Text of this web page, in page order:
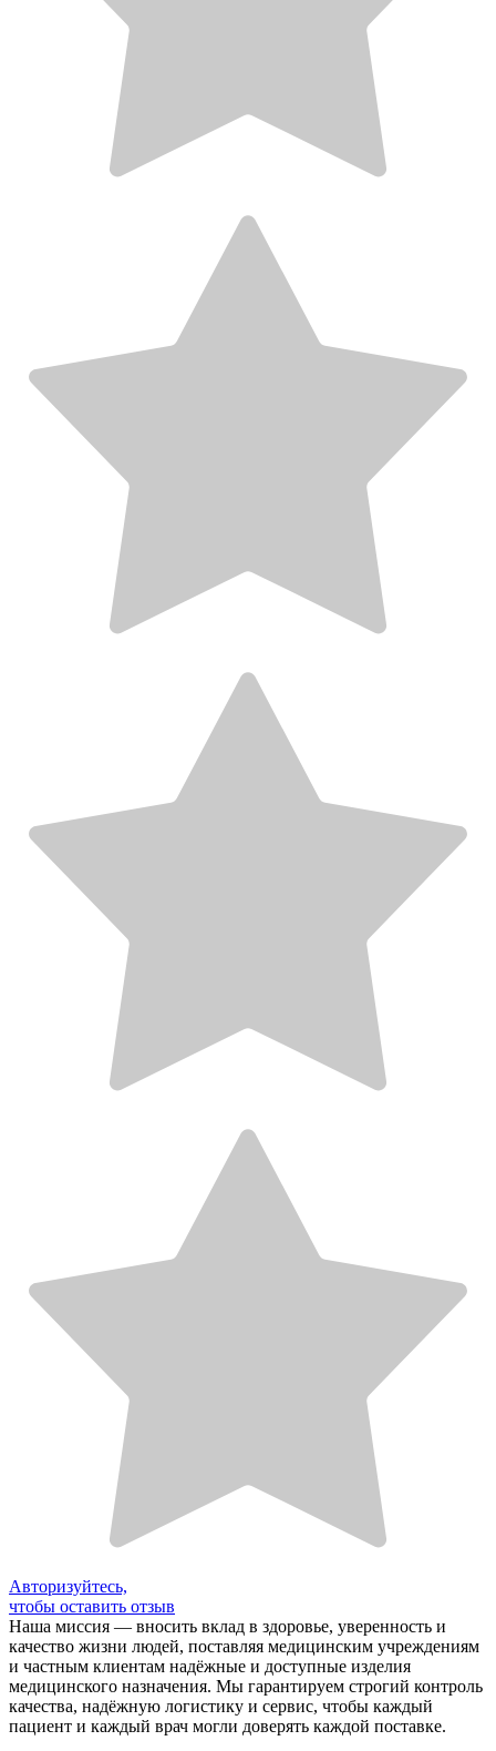
Авторизуйтесь,
чтобы оставить отзыв
Наша миссия — вносить вклад в здоровье, уверенность и
качество жизни людей, поставляя медицинским учреждениям
и частным клиентам надёжные и доступные изделия
медицинского назначения. Мы гарантируем строгий контроль
качества, надёжную логистику и сервис, чтобы каждый
пациент и каждый врач могли доверять каждой поставке.